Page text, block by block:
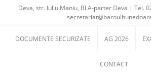
content
Deva, str. Iuliu Maniu, Bl.A-parter Deva | Tel.
DOCUMENTE SECURIZATE AG 2026
CONTACT